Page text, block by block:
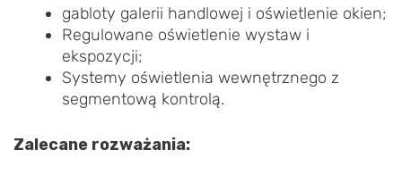
gabloty galerii handlowej i oświetlenie okien;
Regulowane oświetlenie wystaw i
ekspozycji;
Systemy oświetlenia wewnętrznego z
segmentową kontrolą.
Zalecane rozważania: